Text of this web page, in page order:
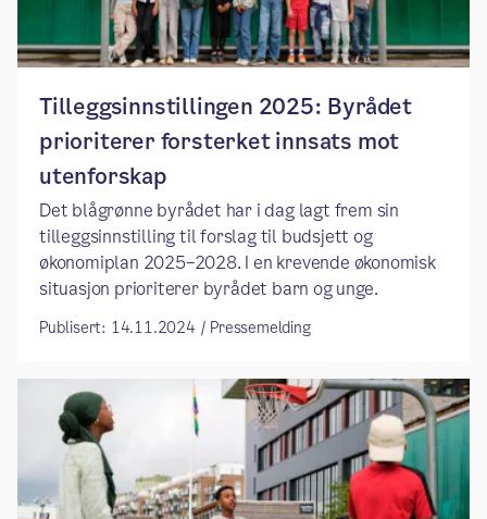
Tilleggsinnstillingen 2025:​ ​​Byrådet
prioriterer forsterket innsats mot
utenforskap​
​Det blågrønne byrådet har i dag lagt frem sin
tilleggsinnstilling til forslag til budsjett og
økonomiplan 2025–2028. I en krevende økonomisk
situasjon prioriterer byrådet barn og unge.
Publisert: 14.11.2024 / Pressemelding